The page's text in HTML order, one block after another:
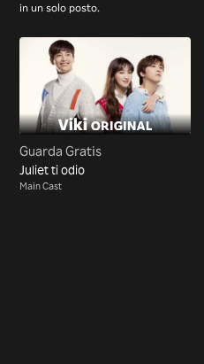
in un solo posto.
Guarda Gratis
Juliet ti odio
Main Cast